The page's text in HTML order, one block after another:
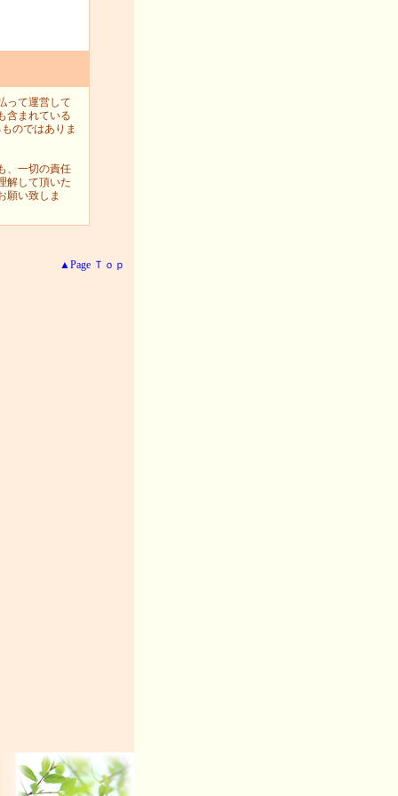
って運営して
含まれている
のではありま
、一切の責任
解して頂いた
願い致しま
▲Page Ｔｏｐ